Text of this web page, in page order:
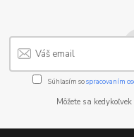
Súhlasím sospracovaním
Môžete sa